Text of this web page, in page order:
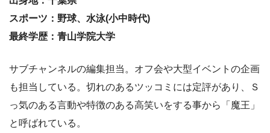
スポーツ：野球、水泳(小中時代)
最終学歴：青山学院大学
サブチャンネルの編集担当。オフ会や大型イベントの企画
も担当している。切れのあるツッコミには定評があり、Ｓ
っ気のある言動や特徴のある高笑いをする事から「魔王」
と呼ばれている。